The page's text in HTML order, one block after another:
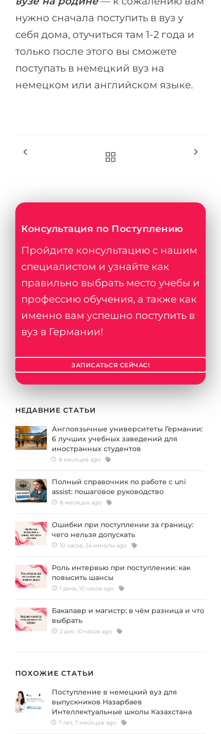
нужно сначала поступить в вуз у
себя дома, отучиться там 1-2 года и
только после этого вы сможете
поступать в немецкий вуз на
немецком или английском языке.
Консультация по Поступлению
Пройдите консультацию с нашим
специалистом и узнайте как
правильно выбрать место учебы и
профессию обучения, а также как
именно вам успешно поступить в
вуз в Германии!
ЗАПИСАТЬСЯ СЕЙЧАС!
НЕДАВНИЕ СТАТЬИ
Англоязычные университеты Германии:
6 лучших учебных заведений для
иностранных студентов
8 месяцев ago
Полный справочник по работе с uni
assist: пошаговое руководство
8 месяцев ago
Ошибки при поступлении за границу:
чего нельзя допускать
10 часов, 34 минуты ago
Роль интервью при поступлении: как
повысить шансы
1 день, 10 часов ago
Бакалавр и магистр: в чём разница и что
выбрать
2 дня, 10 часов ago
ПОХОЖИЕ СТАТЬИ
Поступление в немецкий вуз для
выпускников Назарбаев
Интеллектуальные школы Казахстана
7 лет, 7 месяцев ago